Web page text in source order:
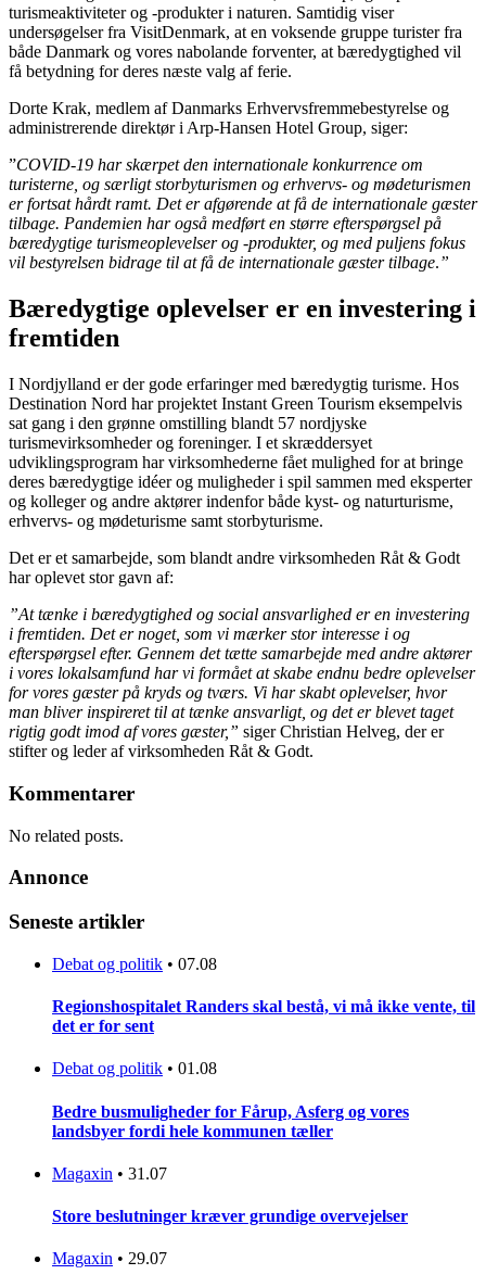
turismeaktiviteter og -produkter i naturen. Samtidig viser
undersøgelser fra VisitDenmark, at en voksende gruppe turister fra
både Danmark og vores nabolande forventer, at bæredygtighed vil
få betydning for deres næste valg af ferie.
Dorte Krak, medlem af Danmarks Erhvervsfremmebestyrelse og
administrerende direktør i Arp-Hansen Hotel Group, siger:
”COVID-19 har skærpet den internationale konkurrence om
turisterne, og særligt storbyturismen og erhvervs- og mødeturismen
er fortsat hårdt ramt. Det er afgørende at få de internationale gæster
tilbage. Pandemien har også medført en større efterspørgsel på
bæredygtige turismeoplevelser og -produkter, og med puljens fokus
vil bestyrelsen bidrage til at få de internationale gæster tilbage.”
Bæredygtige oplevelser er en investering i
fremtiden
I Nordjylland er der gode erfaringer med bæredygtig turisme. Hos
Destination Nord har projektet Instant Green Tourism eksempelvis
sat gang i den grønne omstilling blandt 57 nordjyske
turismevirksomheder og foreninger. I et skræddersyet
udviklingsprogram har virksomhederne fået mulighed for at bringe
deres bæredygtige idéer og muligheder i spil sammen med eksperter
og kolleger og andre aktører indenfor både kyst- og naturturisme,
erhvervs- og mødeturisme samt storbyturisme.
Det er et samarbejde, som blandt andre virksomheden Råt & Godt
har oplevet stor gavn af:
”At tænke i bæredygtighed og social ansvarlighed er en investering
i fremtiden. Det er noget, som vi mærker stor interesse i og
efterspørgsel efter. Gennem det tætte samarbejde med andre aktører
i vores lokalsamfund har vi formået at skabe endnu bedre oplevelser
for vores gæster på kryds og tværs. Vi har skabt oplevelser, hvor
man bliver inspireret til at tænke ansvarligt, og det er blevet taget
rigtig godt imod af vores gæster,” siger Christian Helveg, der er
stifter og leder af virksomheden Råt & Godt.
Kommentarer
No related posts.
Annonce
Seneste artikler
Debat og politik • 07.08
Regionshospitalet Randers skal bestå, vi må ikke vente, til
det er for sent
Debat og politik • 01.08
Bedre busmuligheder for Fårup, Asferg og vores
landsbyer fordi hele kommunen tæller
Magaxin • 31.07
Store beslutninger kræver grundige overvejelser
Magaxin • 29.07